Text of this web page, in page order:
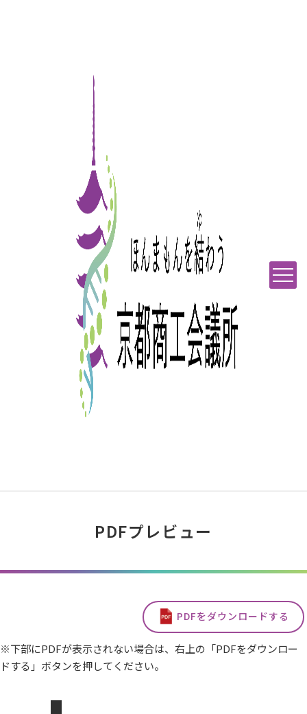
PDFプレビュー
PDFをダウンロードする
※下部にPDFが表示されない場合は、右上の「PDFをダウンロー
ドする」ボタンを押してください。